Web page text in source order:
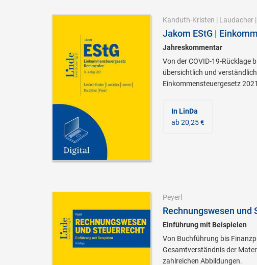
Kanduth-Kristen | Laudacher|
Jakom EStG |
Jahreskommentar
Von der COVID-19-Rücklage
übersichtlich und
Einkommensteuergesetz
In LinDa
ab 20,25 €
Peyerl
Rechnungswesen und
Einführung mit Beispielen
Von Buchführung bis
Gesamtverständnis der
zahlreichen Abbildungen.